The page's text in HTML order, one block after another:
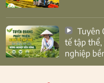
tế tập thể,
nghiệp